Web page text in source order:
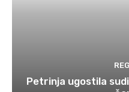
Petrinja ugostila